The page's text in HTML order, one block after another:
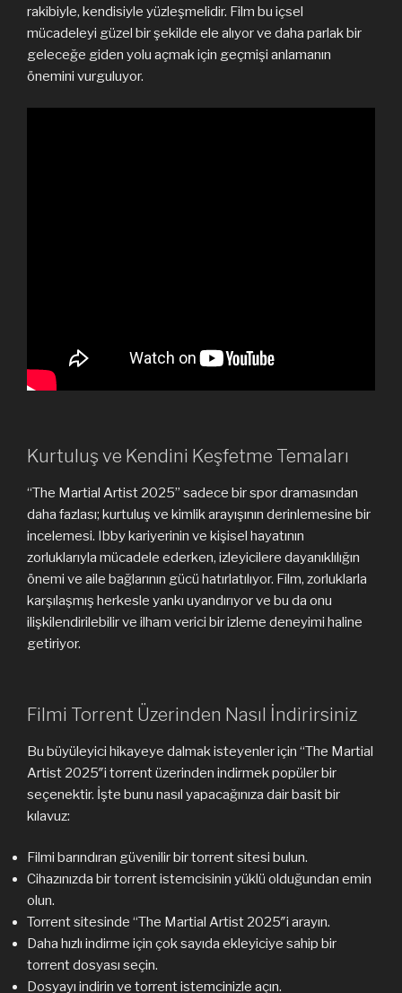
rakibiyle, kendisiyle yüzleşmelidir. Film bu içsel
mücadeleyi güzel bir şekilde ele alıyor ve daha parlak bir
geleceğe giden yolu açmak için geçmişi anlamanın
önemini vurguluyor.
Kurtuluş ve Kendini Keşfetme Temaları
“The Martial Artist 2025” sadece bir spor dramasından
daha fazlası; kurtuluş ve kimlik arayışının derinlemesine bir
incelemesi. Ibby kariyerinin ve kişisel hayatının
zorluklarıyla mücadele ederken, izleyicilere dayanıklılığın
önemi ve aile bağlarının gücü hatırlatılıyor. Film, zorluklarla
karşılaşmış herkesle yankı uyandırıyor ve bu da onu
ilişkilendirilebilir ve ilham verici bir izleme deneyimi haline
getiriyor.
Filmi Torrent Üzerinden Nasıl İndirirsiniz
Bu büyüleyici hikayeye dalmak isteyenler için “The Martial
Artist 2025″i torrent üzerinden indirmek popüler bir
seçenektir. İşte bunu nasıl yapacağınıza dair basit bir
kılavuz:
Filmi barındıran güvenilir bir torrent sitesi bulun.
Cihazınızda bir torrent istemcisinin yüklü olduğundan emin
olun.
Torrent sitesinde “The Martial Artist 2025″i arayın.
Daha hızlı indirme için çok sayıda ekleyiciye sahip bir
torrent dosyası seçin.
Dosyayı indirin ve torrent istemcinizle açın.